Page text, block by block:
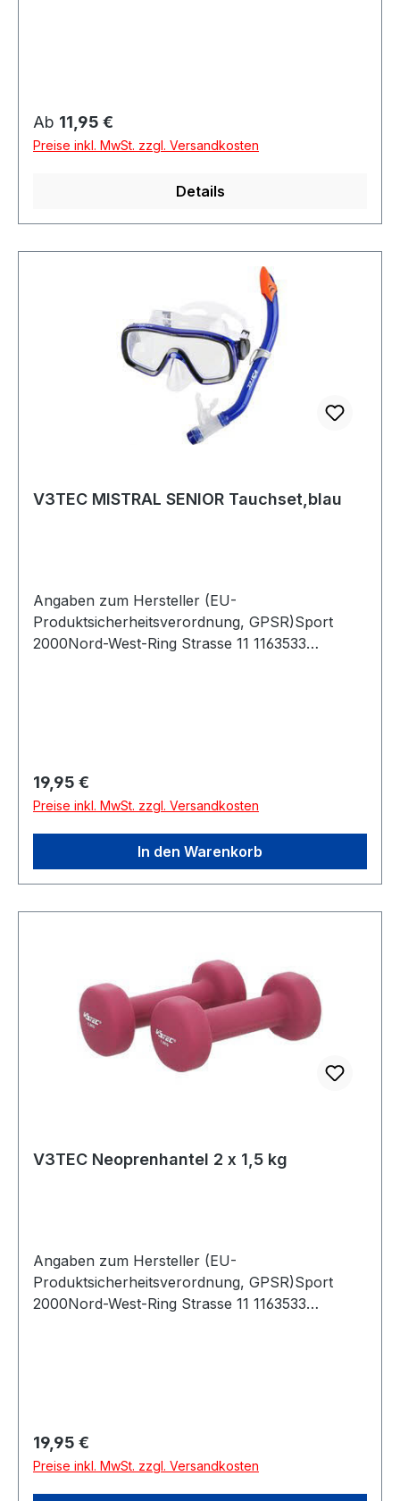
Regulärer Preis:
Ab 11,95 €
Preise inkl. MwSt. zzgl. Versandkosten
Details
V3TEC MISTRAL SENIOR Tauchset,blau
Angaben zum Hersteller (EU-
Produktsicherheitsverordnung, GPSR)Sport
2000Nord-West-Ring Strasse 11 1163533
Regulärer Preis:
19,95 €
Preise inkl. MwSt. zzgl. Versandkosten
In den Warenkorb
V3TEC Neoprenhantel 2 x 1,5 kg
Angaben zum Hersteller (EU-
Produktsicherheitsverordnung, GPSR)Sport
2000Nord-West-Ring Strasse 11 1163533
Regulärer Preis:
19,95 €
Preise inkl. MwSt. zzgl. Versandkosten